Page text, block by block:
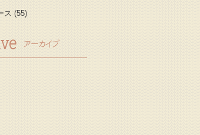
ス (55)